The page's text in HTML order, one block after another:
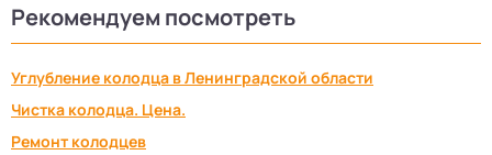
Рекомендуем посмотреть
Углубление колодца в Ленинградской области
Чистка колодца. Цена.
Ремонт колодцев